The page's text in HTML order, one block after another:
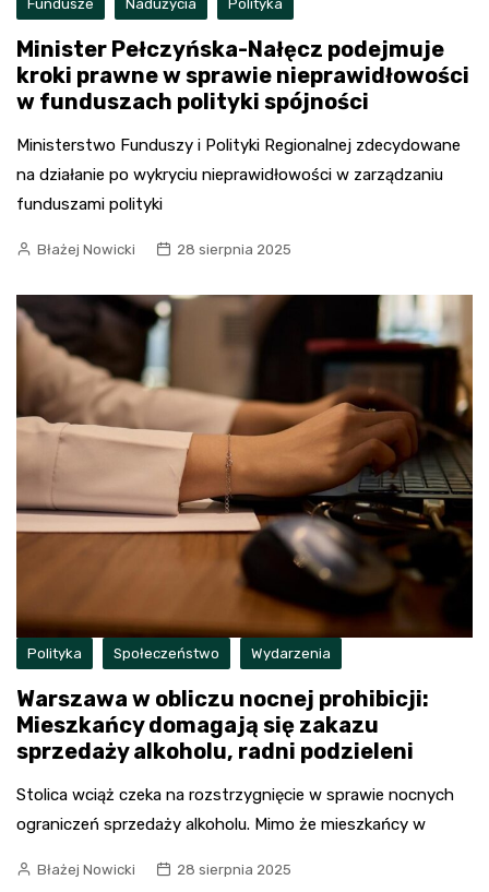
Fundusze Nadużycia Polityka
Minister Pełczyńska-Nałęcz podejmuje
kroki prawne w sprawie nieprawidłowości
w funduszach polityki spójności
Ministerstwo Funduszy i Polityki Regionalnej zdecydowane
na działanie po wykryciu nieprawidłowości w zarządzaniu
funduszami polityki
Błażej Nowicki 28 sierpnia 2025
Polityka Społeczeństwo Wydarzenia
Warszawa w obliczu nocnej prohibicji:
Mieszkańcy domagają się zakazu
sprzedaży alkoholu, radni podzieleni
Stolica wciąż czeka na rozstrzygnięcie w sprawie nocnych
ograniczeń sprzedaży alkoholu. Mimo że mieszkańcy w
Błażej Nowicki 28 sierpnia 2025